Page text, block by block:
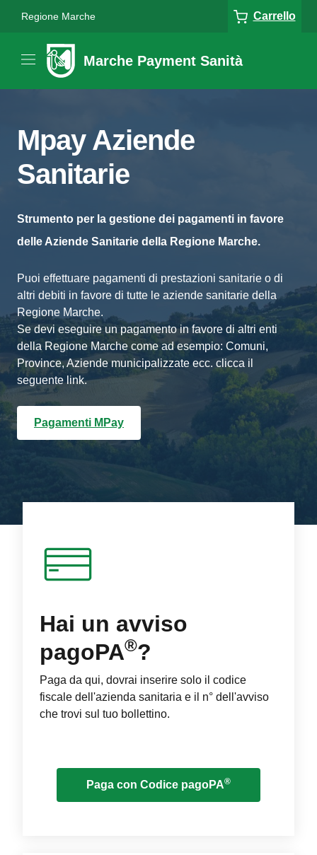
Regione Marche Carrello
Marche Payment Sanità
Mpay Aziende
Sanitarie
Strumento per la gestione dei pagamenti in favore
delle Aziende Sanitarie della Regione Marche.
Puoi effettuare pagamenti di prestazioni sanitarie o di
altri debiti in favore di tutte le aziende sanitarie della
Regione Marche.
Se devi eseguire un pagamento in favore di altri enti
della Regione Marche come ad esempio: Comuni,
Province, Aziende municipalizzate ecc. clicca il
seguente link.
Pagamenti MPay
Hai un avviso
pagoPA®?
Paga da qui, dovrai inserire solo il codice
fiscale dell'azienda sanitaria e il n° dell'avviso
che trovi sul tuo bollettino.
Paga con Codice pagoPA®